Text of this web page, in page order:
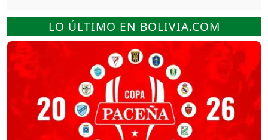
LO ÚLTIMO EN BOLIVIA.COM